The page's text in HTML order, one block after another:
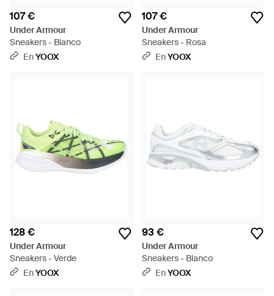
107 €
Under Armour
Sneakers - Blanco
EnYOOX
107 €
Under Armour
Sneakers - Rosa
EnYOOX
128 €
Under Armour
Sneakers - Verde
EnYOOX
93 €
Under Armour
Sneakers - Blanco
EnYOOX